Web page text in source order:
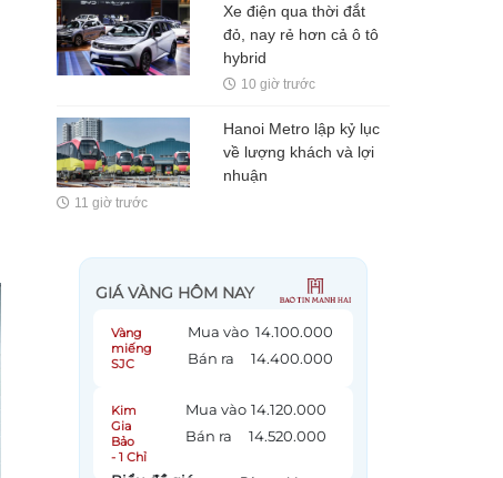
Xe điện qua thời đắt
đỏ, nay rẻ hơn cả ô tô
hybrid
10 giờ trước
Hanoi Metro lập kỷ lục
về lượng khách và lợi
nhuận
11 giờ trước